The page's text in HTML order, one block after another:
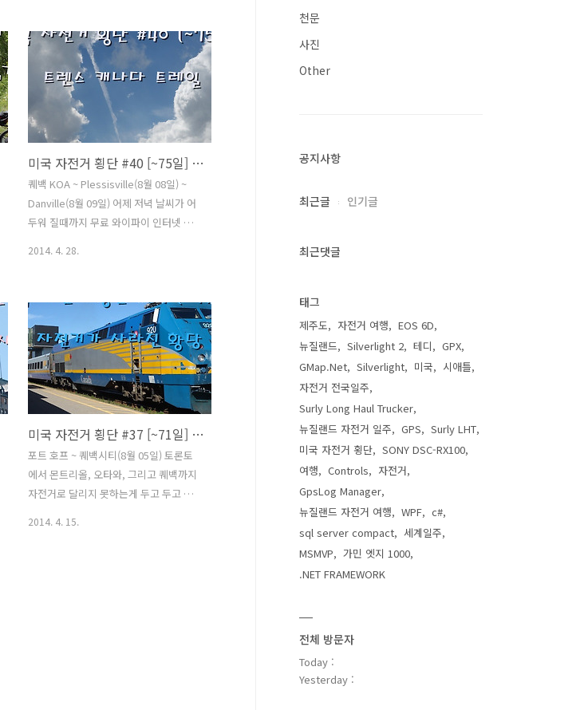
데 해외사이트에서 예약을 했던거라 언어
소통에도 문제가 있어 쉽지 않을거란 생
각이 들었다. 당분간은 이거때문에 고민
이 깊어질 듯 하다. 어제 먹고 남은 피자를
전자레인지에 돌려서 아침식사를 하고 모
텔을 나왔는데 간만에 쨍한 아침을 맞았
다. 포틀랜드까지 가는 루트는 많은데 최
단코스로 가려면 오늘중 화이트 마운틴
국유림 지역의 끝자락을 넘어야 한다. 간
단하게 이야기 하자면 또 하나의 산을 넘
어야 한다는 소리다. 주유소 마트에 들러
를..
미국 자전거 횡단 #40 [~75일] 트렌스 캐나다 트레일
퀘백 KOA ~ Plessisville(8월 08일) ~
Danville(8월 09일) 어제 저녁 날씨가 어
두워 질때까지 무료 와이파이 인터넷 하
결정하기가 쉽지 않았다. 혹시나 하는 마
음에 텐트를 끌어다 지붕 밑으로 끌어다
놓고 안에 들어가서 잠을 청했다. 여지없
이 새벽이 될때까지 비가 왔고 아침에는
비가 오락가락 했다. 하늘에는 여전히 짙
게 드리운 검은 먹구름이 언제고 비가 쏟
아질 기세다. 텐트를 걷지 않고 식사를 했
는데 옆에 있던 텐트에서 지붕아래 테이
블에서 식사를 하려는지 준비를 하고 있
었다. 신례가 되지 않게 텐트를 한쪽 구석
으로 밀어 넣고 다른 분들이 식사를 할 수
2014. 4. 28.
미국 자전거 횡단 #37 [~71일] 짐과 자전거가 사라진 황당 사건
포트 호프 ~ 퀘백시티(8월 05일) 토론토
에서 몬트리올, 오타와, 그리고 퀘백까지
자전거로 달리지 못하는게 두고 두고 후
2014. 4. 15.
천문
사진
Other
공지사항
최근글 인기글
최근댓글
태그
제주도 자전거 여행
EOS 6D
뉴질랜드
Silverlight 2 테디
GPX
GMap.Net
Silverlight 미국
시애틀
자전거 전국일주
Surly Long Haul Trucker
뉴질랜드 자전거 일주
GPS
Surly LHT
미국 자전거 횡단
SONY DSC-RX100
여행
Controls
자전거
GpsLog Manager
뉴질랜드 자전거 여행
WPF
c#
sql server compact
세계일주
MSMVP
가민 엣지 1000
.NET FRAMEWORK
전체 방문자
Today :
Yesterday :